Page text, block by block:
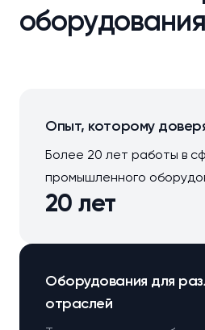
оборудования
20 лет
Опыт, которому
Более 20 лет работы в
промышленного
Оборудования для
отраслей